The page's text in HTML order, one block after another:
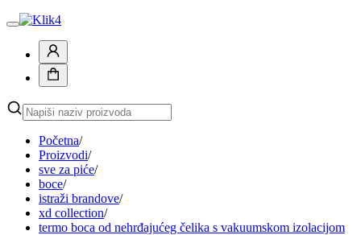
Početna/
Proizvodi/
sve za piće/
boce/
istraži brandove/
xd collection/
termo boca od nehrđajućeg čelika s vakuumskom izolacijom